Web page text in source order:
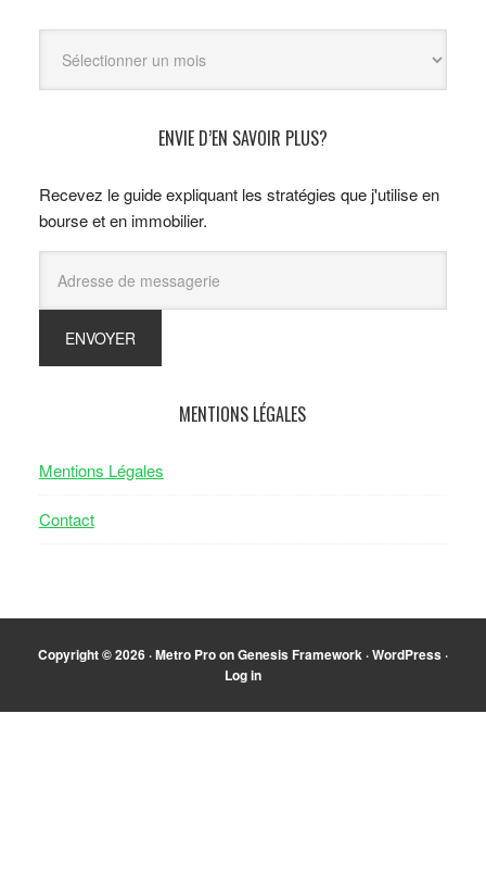
ENVIE D’EN SAVOIR PLUS?
Recevez le guide expliquant les stratégies que j'utilise en
bourse et en immobilier.
MENTIONS LÉGALES
Mentions Légales
Contact
Copyright © 2026 ·Metro ProonGenesis Framework ·WordPress ·
Log in